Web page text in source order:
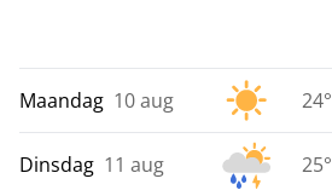
Maandag 10 aug 24°
Dinsdag 11 aug 25°